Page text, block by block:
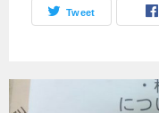
Tweet